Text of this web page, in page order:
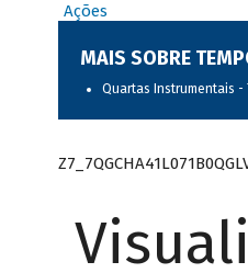
Ações
MAIS SOBRE
Quartas Instrumentais -